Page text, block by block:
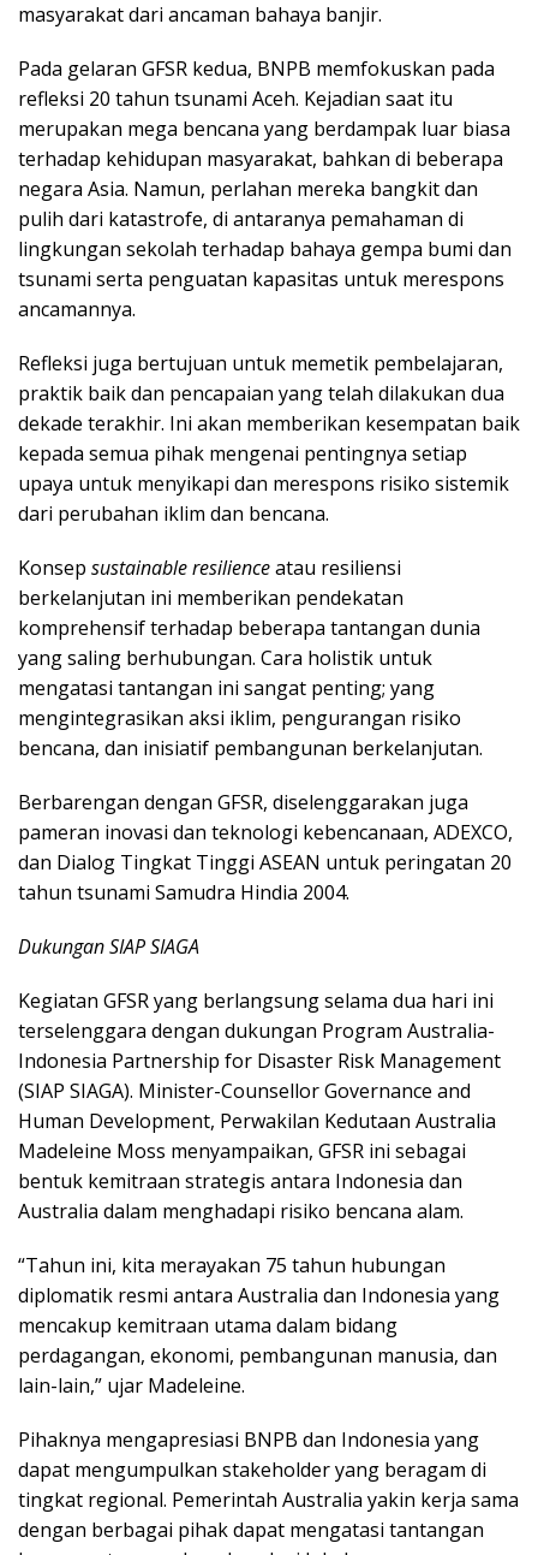
masyarakat dari ancaman bahaya banjir.
Pada gelaran GFSR kedua, BNPB memfokuskan pada
refleksi 20 tahun tsunami Aceh. Kejadian saat itu
merupakan mega bencana yang berdampak luar biasa
terhadap kehidupan masyarakat, bahkan di beberapa
negara Asia. Namun, perlahan mereka bangkit dan
pulih dari katastrofe, di antaranya pemahaman di
lingkungan sekolah terhadap bahaya gempa bumi dan
tsunami serta penguatan kapasitas untuk merespons
ancamannya.
Refleksi juga bertujuan untuk memetik pembelajaran,
praktik baik dan pencapaian yang telah dilakukan dua
dekade terakhir. Ini akan memberikan kesempatan baik
kepada semua pihak mengenai pentingnya setiap
upaya untuk menyikapi dan merespons risiko sistemik
dari perubahan iklim dan bencana.
Konsep sustainable resilienceatau resiliensi
berkelanjutan ini memberikan pendekatan
komprehensif terhadap beberapa tantangan dunia
yang saling berhubungan. Cara holistik untuk
mengatasi tantangan ini sangat penting; yang
mengintegrasikan aksi iklim, pengurangan risiko
bencana, dan inisiatif pembangunan berkelanjutan.
Berbarengan dengan GFSR, diselenggarakan juga
pameran inovasi dan teknologi kebencanaan, ADEXCO,
dan Dialog Tingkat Tinggi ASEAN untuk peringatan 20
tahun tsunami Samudra Hindia 2004.
Dukungan SIAP SIAGA
Kegiatan GFSR yang berlangsung selama dua hari ini
terselenggara dengan dukungan Program Australia-
Indonesia Partnership for Disaster Risk Management
(SIAP SIAGA). Minister-Counsellor Governance and
Human Development, Perwakilan Kedutaan Australia
Madeleine Moss menyampaikan, GFSR ini sebagai
bentuk kemitraan strategis antara Indonesia dan
Australia dalam menghadapi risiko bencana alam.
“Tahun ini, kita merayakan 75 tahun hubungan
diplomatik resmi antara Australia dan Indonesia yang
mencakup kemitraan utama dalam bidang
perdagangan, ekonomi, pembangunan manusia, dan
lain-lain,” ujar Madeleine.
Pihaknya mengapresiasi BNPB dan Indonesia yang
dapat mengumpulkan stakeholder yang beragam di
tingkat regional. Pemerintah Australia yakin kerja sama
dengan berbagai pihak dapat mengatasi tantangan